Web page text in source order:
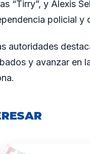
“Tirry”, y Alexis
policial y
autoridades
y avanzar en